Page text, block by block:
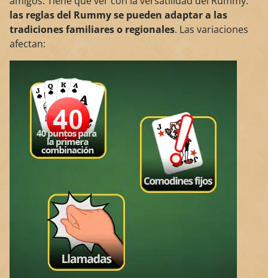
las reglas del Rummy se pueden adaptar a las
tradiciones familiares o regionales. Las variaciones
afectan: